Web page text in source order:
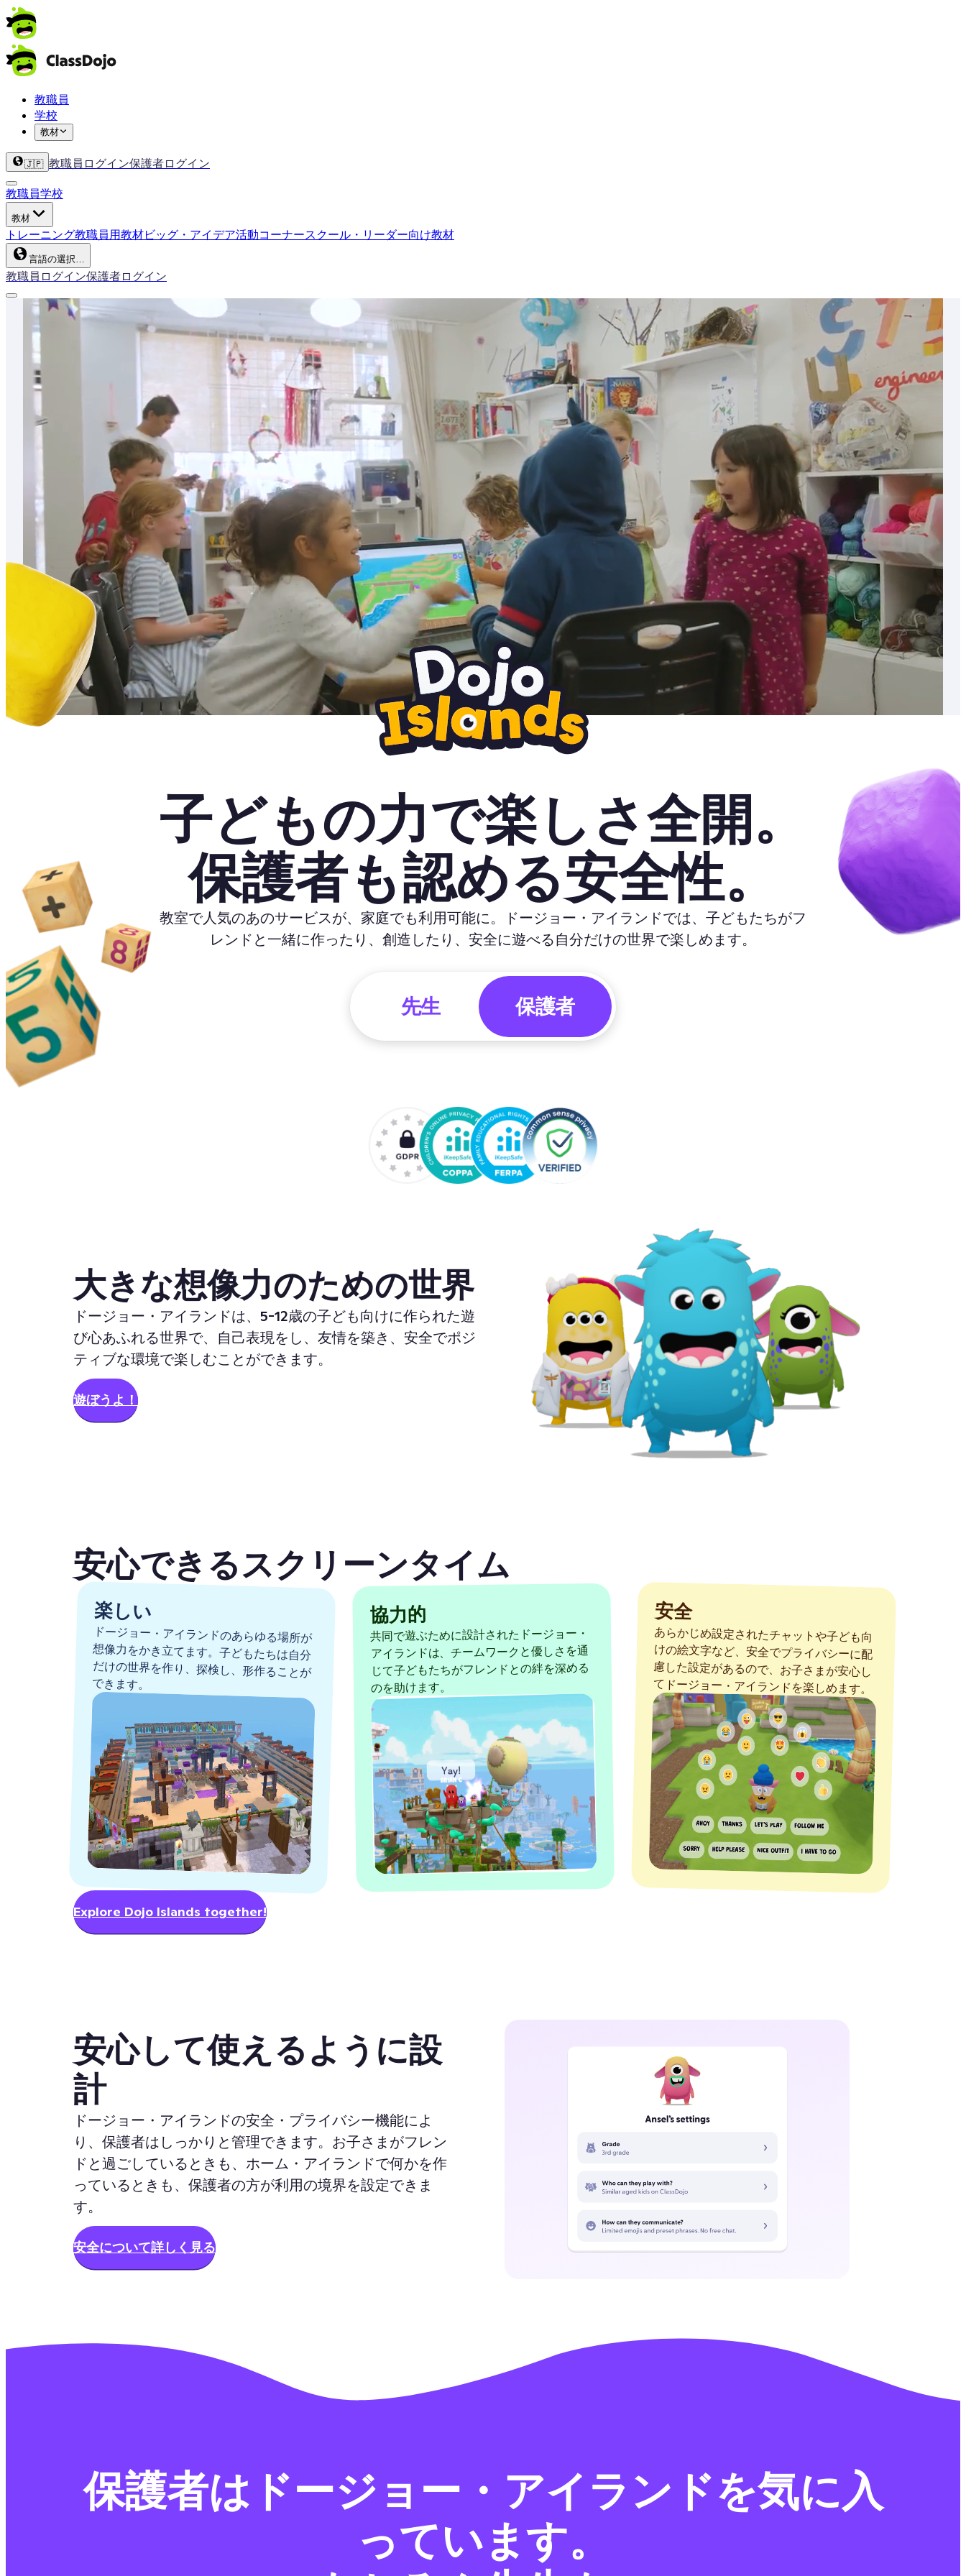
教職員
学校
教材
🇯🇵 教職員ログイン保護者ログイン
教職員学校
教材
トレーニング教職員用教材ビッグ・アイデア活動コーナースクール・リーダー向け教材
言語の選択…
教職員ログイン保護者ログイン
子どもの力で楽しさ全開。
保護者も認める安全性。
教室で人気のあのサービスが、家庭でも利用可能に。ドージョー・アイランドでは、子どもたちがフ
レンドと一緒に作ったり、創造したり、安全に遊べる自分だけの世界で楽しめます。
先生
大きな想像力のための世界
ドージョー・アイランドは、5-12歳の子ども向けに作られた遊
び心あふれる世界で、自己表現をし、友情を築き、安全でポジ
ティブな環境で楽しむことができます。
遊ぼうよ！
安心できるスクリーンタイム
楽しい
ドージョー・アイランドのあらゆる場所が
想像力をかき立てます。子どもたちは自分
だけの世界を作り、探検し、形作ることが
できます。
協力的
共同で遊ぶために設計されたドージョー・
アイランドは、チームワークと優しさを通
じて子どもたちがフレンドとの絆を深める
のを助けます。
安全
あらかじめ設定されたチャットや子ども向
けの絵文字など、安全でプライバシーに配
慮した設定があるので、お子さまが安心し
てドージョー・アイランドを楽しめます。
Explore Dojo Islands together!
安心して使えるように設
計
ドージョー・アイランドの安全・プライバシー機能によ
り、保護者はしっかりと管理できます。お子さまがフレン
ドと過ごしているときも、ホーム・アイランドで何かを作
っているときも、保護者の方が利用の境界を設定できま
す。
安全について詳しく見る
保護者はドージョー・アイランドを気に入
っています。